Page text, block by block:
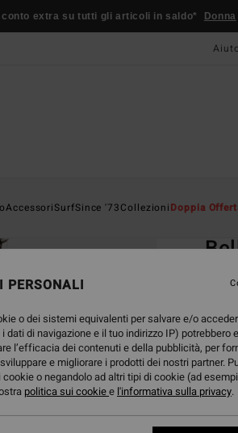
extra su tutti gli articoli in saldo* Donna
AccessoriSurfSince '73CollezioniDoppia
35,95
PERSONALI
o dei sistemi equivalenti per salvare e/o
di navigazione e il tuo indirizzo IP) potrebbero
l’efficacia dei contenuti e della pubblicità, per
e migliorare i prodotti dei nostri partner.
o negandolo ad altri tipi di cookie (ad
politica sui cookiee l'informativa sulla privacy.